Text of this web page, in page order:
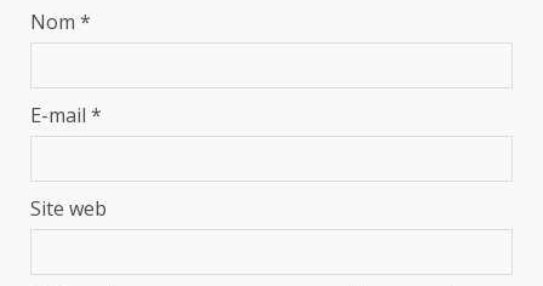
Nom *
E-mail *
Site web